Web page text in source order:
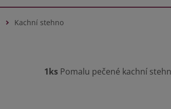
Kachní stehno
1ks Pomalu pečené kachní